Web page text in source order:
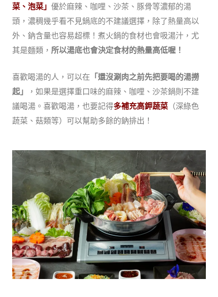
菜、泡菜」 優於麻辣、咖哩、沙茶、豚骨等濃郁的湯
頭，濃稠幾乎看不見鍋底的不建議選擇，除了熱量高以
外、鈉含量也容易超標！煮火鍋的食材也會吸湯汁，尤
其是麵類， 所以湯底也會決定食材的熱量高低喔！
喜歡喝湯的人，可以在 「還沒涮肉之前先把要喝的湯撈
起」
，如果是選擇重口味的麻辣、咖哩、沙茶鍋則不建
議喝湯。喜歡喝湯，也要記得多補充高鉀蔬菜 （深綠色
蔬菜、菇類等）可以幫助多餘的鈉排出！